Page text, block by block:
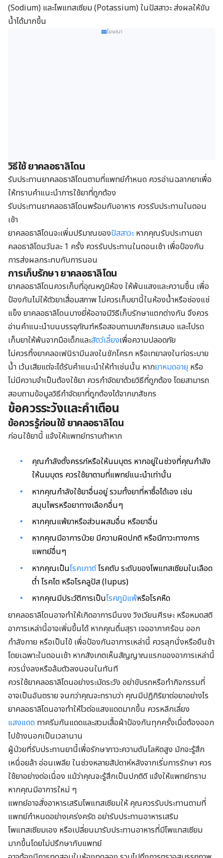
(Sodium) และโพแทสเซียม (Potassium) ในปัสสาวะ ส่งผลให้ขับ
น้ำได้มากขึ้น
โฆษณา
วิธีใช้ ยาคลอธาลิโดน
รับประทานยาคลอธาลิโดนตามที่แพทย์กำหนด ควรอ่านฉลากยาเพื่อ
ให้ทราบคำแนะนำการใช้ยาที่ถูกต้อง
รับประทานยาคลอธาลิโดนพร้อมกับอาหาร ควรรับประทานในตอน
เช้า
ยาคลอธาลิโดนจะเพิ่มปริมาณของปัสสาวะหากคุณรับประทานยา
คลอธาลิโดนวันละ 1 ครั้ง ควรรับประทานในตอนเช้า เพื่อป้องกัน
การส่งผลกระทบกับการนอน
การเก็บรักษา ยาคลอธาลิโดน
ยาคลอธาลิโดนควรเก็บที่อุณหภูมิห้อง ให้พ้นแสงและความชื้น เพื่อ
ป้องกันไม่ให้ตัวยาเสื่อมสภาพ ไม่ควรเก็บยานี้ในห้องน้ำหรือช่องแช่
แข็ง ยาคลอธาลิโดนบางยี่ห้ออาจมีวิธีเก็บรักษาแตกต่างกัน จึงควร
อ่านคำแนะนำบนบรรจุภัณฑ์หรือสอบถามเภสัชกรเสมอ และโปรด
เก็บยาให้พ้นจากมือเด็กและสัตว์เลี้ยงเพื่อความปลอดภัย
ไม่ควรทิ้งยาคลอเฟนิรามีนลงในชักโครก หรือเทยาลงในท่อระบาย
น้ำ เว้นเสียแต่จะได้รับคำแนะนำให้ทำเช่นนั้น หากยาหมดอายุ หรือ
ไม่มีความจำเป็นต้องใช้ยา ควรกำจัดยาด้วยวิธีที่ถูกต้อง โดยสามารถ
สอบถามข้อมูลวิธีกำจัดยาที่ถูกต้องได้จากเภสัชกร
ข้อควรระวังและคำเตือน
ข้อควรรู้ก่อนใช้ ยาคลอธาลิโดน
ก่อนใช้ยานี้ แจ้งให้แพทย์ทราบถ้าหาก
คุณกำลังตั้งครรภ์หรือให้นมบุตร หากอยู่ในช่วงที่คุณกำลัง
ให้นมบุตร ควรใช้ยาตามที่แพทย์แนะนำเท่านั้น
หากคุณกำลังใช้ยาอื่นอยู่ รวมทั้งยาที่หาซื้อได้เอง เช่น
สมุนไพรหรือยาทางเลือกอื่นๆ
หากคุณแพ้ยาหรือส่วนผสมอื่น หรือยาอื่น
หากคุณมีอาการป่วย มีความผิดปกติ หรือมีภาวะทางการ
แพทย์อื่นๆ
หากคุณเป็นโรคเกาต์โรคตับ ระดับของโพแทสเซียมในเลือด
ต่ำ โรคไต หรือโรคลูปัส (lupus)
หากคุณมีประวัติการเป็นโรคภูมิแพ้หรือโรคหืด
ยาคลอธาลิโดนอาจทำให้เกิดอาการมึนงง วิงเวียนศีรษะ หรือหมดสติ
อาการเหล่านี้อาจเพิ่มขึ้นได้ หากคุณดื่มสุรา เจออากาศร้อน ออก
กำลังกาย หรือเป็นไข้ เพื่อป้องกันอาการเหล่านี้ ควรลุกนั่งหรือยืนช้า
โดยเฉพาะในตอนเช้า หากสังเกตเห็นสัญญาณแรกของอาการเหล่านี้
ควรนั่งลงหรือล้มตัวลงนอนในทันที
ควรใช้ยาคลอธาลิโดนอย่างระมัดระวัง อย่าขับรถหรือทำกิจกรรมที่
อาจเป็นอันตราย จนกว่าคุณจะทราบว่า คุณมีปฏิกิริยาต่อยาอย่างไร
ยาคลอธาลิโดนอาจทำให้ไวต่อแสงแดดมากขึ้น ควรหลีกเลี่ยง
แสงแดด ทาครีมกันแดดและสวมเสื้อผ้าป้องกันทุกครั้งเมื่อต้องออก
ไปข้างนอกเป็นเวลานาน
ผู้ป่วยที่รับประทานยานี้เพื่อรักษาภาวะความดันโลหิตสูง มักจะรู้สึก
เหนื่อยล้า อ่อนเพลีย ในช่วงหลายสัปดาห์หลังจากเริ่มการรักษา ควร
ใช้ยาอย่างต่อเนื่อง แม้ว่าคุณจะรู้สึกเป็นปกติดี แจ้งให้แพทย์ทราบ
หากคุณมีอาการใหม่ ๆ
แพทย์อาจสั่งอาหารเสริมโพแทสเซียมให้ คุณควรรับประทานตามที่
แพทย์กำหนดอย่างเคร่งครัด อย่ารับประทานอาหารเสริม
โพแทสเซียมเอง หรือเปลี่ยนมารับประทานอาหารที่มีโพแทสเซียม
มากขึ้นโดยไม่ปรึกษากับแพทย์